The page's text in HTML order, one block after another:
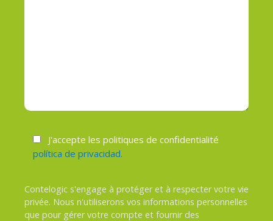
J'accepte les politiques de confidentialité
política de privacidad.
Contelogic s'engage à protéger et à respecter votre vie
privée. Nous n'utiliserons vos informations personnelles
que pour gérer votre compte et fournir des